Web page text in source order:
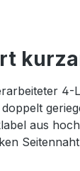
aus